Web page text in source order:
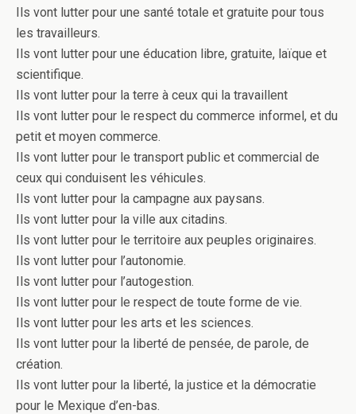
Ils vont lutter pour une santé totale et gratuite pour tous
les travailleurs.
Ils vont lutter pour une éducation libre, gratuite, laïque et
scientifique.
Ils vont lutter pour la terre à ceux qui la travaillent
Ils vont lutter pour le respect du commerce informel, et du
petit et moyen commerce.
Ils vont lutter pour le transport public et commercial de
ceux qui conduisent les véhicules.
Ils vont lutter pour la campagne aux paysans.
Ils vont lutter pour la ville aux citadins.
Ils vont lutter pour le territoire aux peuples originaires.
Ils vont lutter pour l’autonomie.
Ils vont lutter pour l’autogestion.
Ils vont lutter pour le respect de toute forme de vie.
Ils vont lutter pour les arts et les sciences.
Ils vont lutter pour la liberté de pensée, de parole, de
création.
Ils vont lutter pour la liberté, la justice et la démocratie
pour le Mexique d’en-bas.